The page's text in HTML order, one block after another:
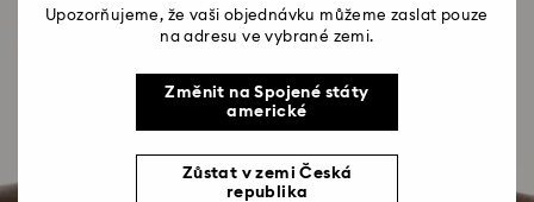
Upozorňujeme, že vaši objednávku můžeme zaslat pouze
na adresu ve vybrané zemi.
Změnit na Spojené státy
americké
Zůstat v zemi Česká
republika